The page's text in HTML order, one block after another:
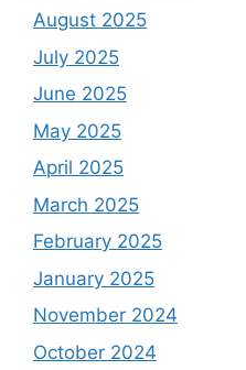
August 2025
July 2025
June 2025
May 2025
April 2025
March 2025
February 2025
January 2025
November 2024
October 2024